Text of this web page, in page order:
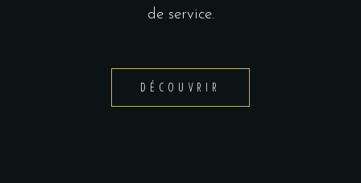
de service.
DÉCOUVRIR